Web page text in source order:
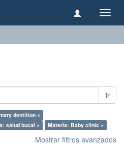
Ir
dentition ×
salud bucal × Materia: Baby clinic ×
Mostrar filtros avanzados